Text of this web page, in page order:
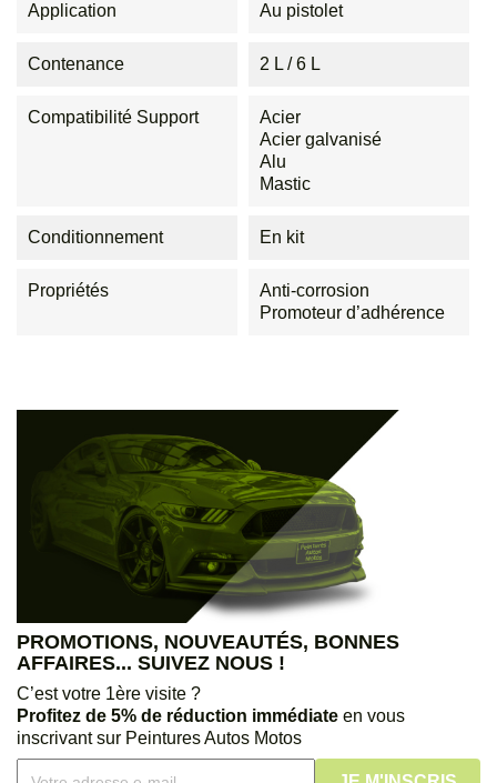
Application Au pistolet
Contenance 2 L / 6 L
Compatibilité Support
Acier
Acier galvanisé
Alu
Mastic
Conditionnement En kit
Propriétés
Anti-corrosion
Promoteur d’adhérence
PROMOTIONS, NOUVEAUTÉS, BONNES
AFFAIRES... SUIVEZ NOUS !
C’est votre 1ère visite ?
Profitez de 5% de réduction immédiate en vous
inscrivant sur Peintures Autos Motos